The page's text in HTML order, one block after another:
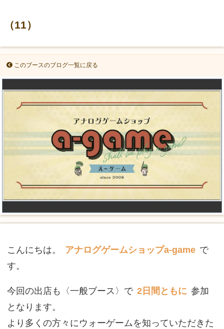
（11）
このブースのブログ一覧に戻る
こんにちは。 アナログゲームショップa-game で
す。
今回の出店も〈一般ブース〉で 2日間ともに 参加
となります。
より多くの方々にウォーゲームを知っていただきた